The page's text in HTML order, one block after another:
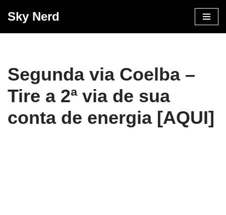
Sky Nerd
Segunda via Coelba –
Tire a 2ª via de sua
conta de energia [AQUI]